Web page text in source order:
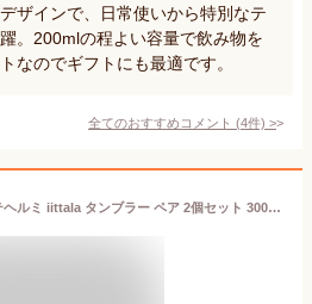
ザインで、日常使いから特別なテ
。200mlの程よい容量で飲み物を
なのでギフトにも最適です。
全てのおすすめコメント (4件) >
イッタラ グラス カステヘルミ iittala タンブラー ペア 2個セット 300mL 北欧 ガラス Kastehelmi Tumbler フィンランド コップ 食器